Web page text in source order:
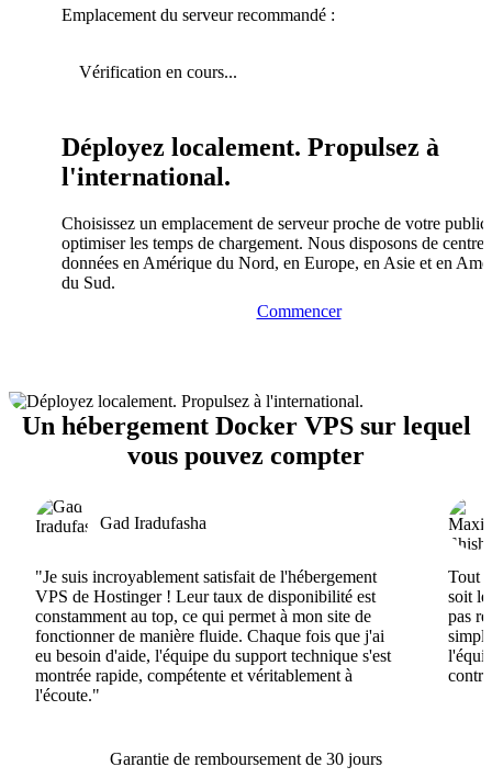
Emplacement du serveur recommandé :
Vérification en cours...
Déployez localement. Propulsez à
l'international.
Choisissez un emplacement de serveur proche de votre
optimiser les temps de chargement. Nous disposons de
données en Amérique du Nord, en Europe, en Asie et en
du Sud.
Commencer
Un hébergement Docker VPS sur lequel
vous pouvez compter
Gad Iradufasha
"Je suis incroyablement satisfait de l'hébergement
VPS de Hostinger ! Leur taux de disponibilité est
constamment au top, ce qui permet à mon site de
fonctionner de manière fluide. Chaque fois que j'ai
eu besoin d'aide, l'équipe du support technique s'est
montrée rapide, compétente et véritablement à
l'écoute."
Tout
soit
pas
Garantie de remboursement de 30 jours